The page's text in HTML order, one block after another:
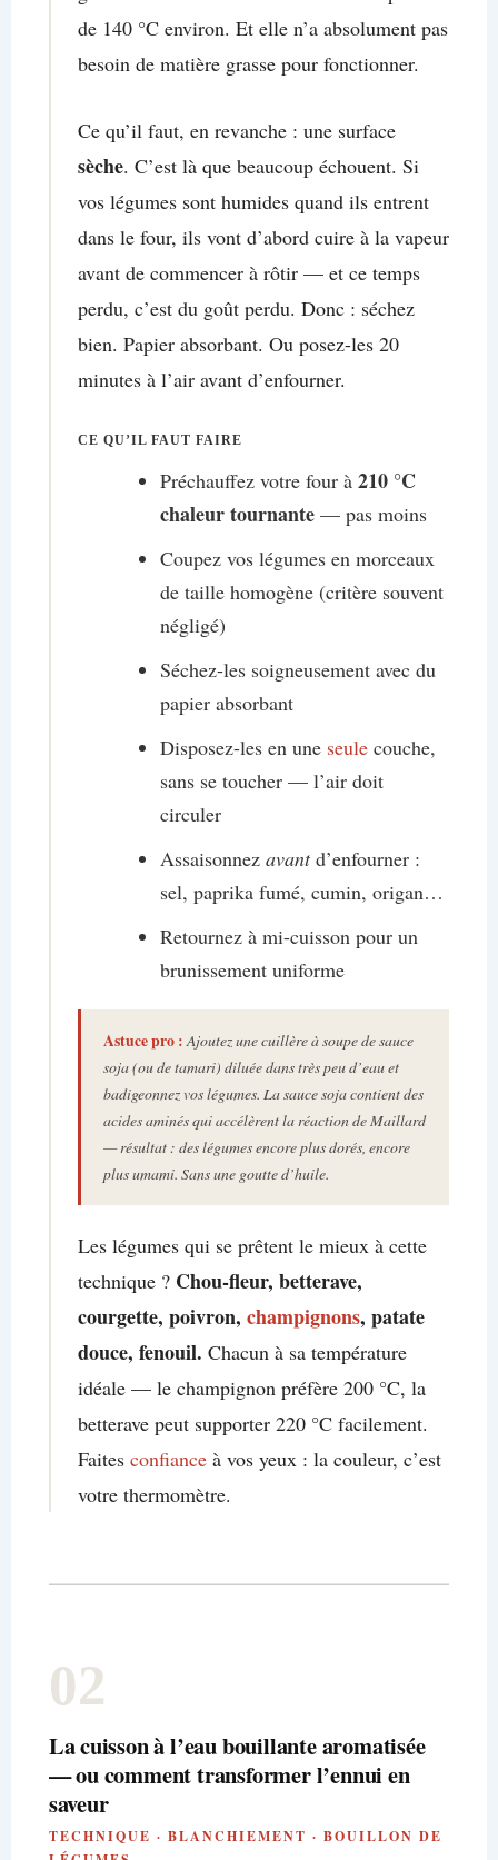
de 140 °C environ. Et elle n’a absolument pas
besoin de matière grasse pour fonctionner.
Ce qu’il faut, en revanche : une surface
sèche. C’est là que beaucoup échouent. Si
vos légumes sont humides quand ils entrent
dans le four, ils vont d’abord cuire à la vapeur
avant de commencer à rôtir — et ce temps
perdu, c’est du goût perdu. Donc : séchez
bien. Papier absorbant. Ou posez-les 20
minutes à l’air avant d’enfourner.
CE QU’IL FAUT FAIRE
Préchauffez votre four à 210 °C
chaleur tournante— pas moins
Coupez vos légumes en morceaux
de taille homogène (critère souvent
négligé)
Séchez-les soigneusement avec du
papier absorbant
Disposez-les en une seulecouche,
sans se toucher — l’air doit
circuler
Assaisonnez avantd’enfourner :
sel, paprika fumé, cumin, origan…
Retournez à mi-cuisson pour un
brunissement uniforme
Astucepro : Ajoutez une cuillère à soupe de sauce
soja (ou de tamari) diluée dans très peu d’eau et
badigeonnez vos légumes. La sauce soja contient des
acides aminés qui accélèrent la réaction de Maillard
— résultat : des légumes encore plus dorés, encore
plus umami. Sans une goutte d’huile.
Les légumes qui se prêtent le mieux à cette
technique ? Chou-fleur, betterave,
courgette, poivron, champignons, patate
douce, fenouil. Chacun à sa température
idéale — le champignon préfère 200 °C, la
betterave peut supporter 220 °C facilement.
Faites confianceà vos yeux : la couleur, c’est
votre thermomètre.
02
La cuisson à l’eau bouillante aromatisée
— ou comment transformer l’ennui en
saveur
TECHNIQUE · BLANCHIEMENT · BOUILLON DE